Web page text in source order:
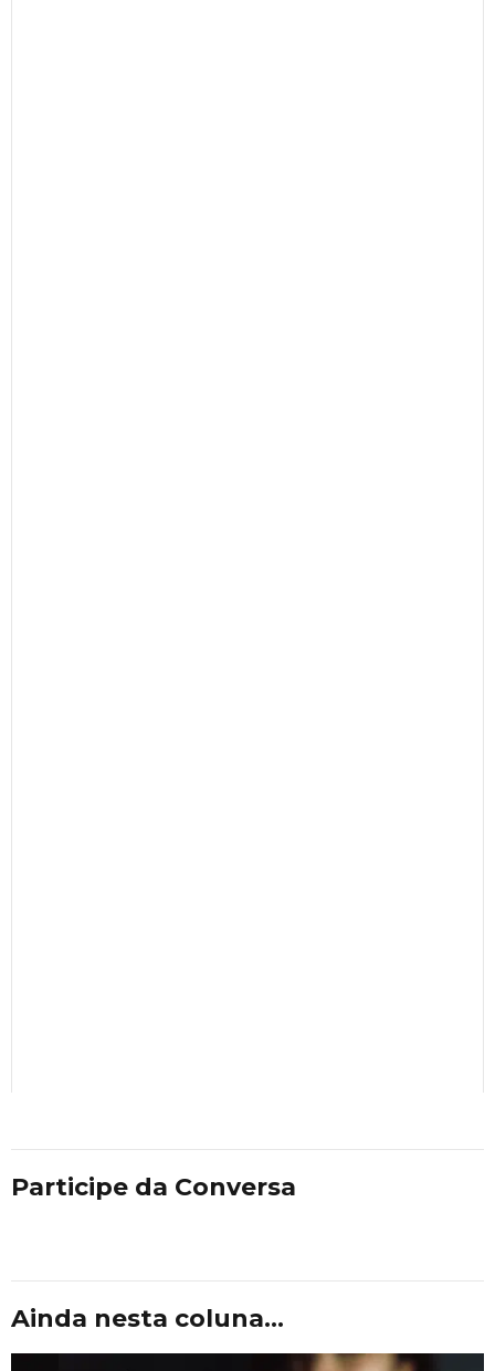
Participe da Conversa
Ainda nesta coluna...